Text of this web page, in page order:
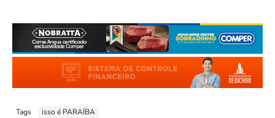
Tags isso é PARAÍBA